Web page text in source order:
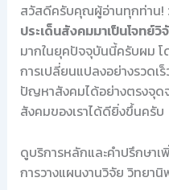
สวัสดีครับคุณผู้อ่านทุกท่าน!
ประเด็นสังคมมาเป็นโจทย์วิ
มากในยุคปัจจุบันนี้ครับผม โ
การเปลี่ยนแปลงอย่างรวด
ปัญหาสังคมได้อย่างตรงจุดจ
สังคมของเราได้ดียิ่งขึ้นครับ
ดูบริการหลักและคำปรึกษาเ
การวางแผนงานวิจัย วิทยา